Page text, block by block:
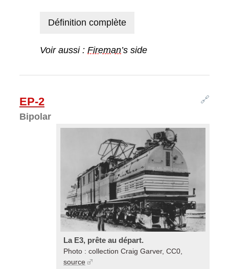
Définition complète
Voir aussi : Fireman’s side
🔗
EP-2
Bipolar
La E3, prête au départ.
Photo : collection Craig Garver, CC0,
source